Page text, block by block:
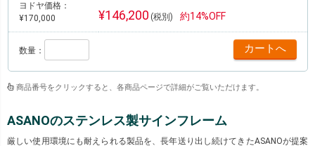
ヨドヤ価格：
¥170,000
¥146,200 (税別) 約14%OFF
数量：
商品番号をクリックすると、各商品ページで詳細がご覧いただけます。
ASANOのステンレス製サインフレーム
厳しい使用環境にも耐えられる製品を、長年送り出し続けてきたASANOが提案